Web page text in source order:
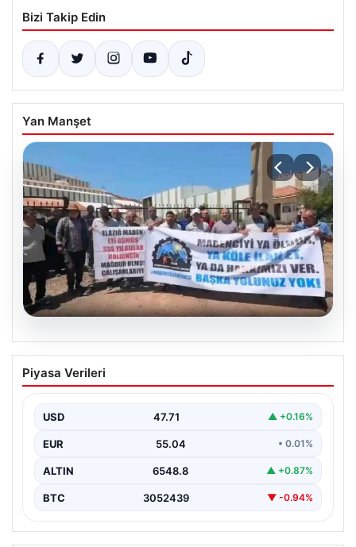
Bizi Takip Edin
Yan Manşet
Bağımsız Maden-İş: ‘Verilen sözler
tutulmadı, pazartesi Ankara’dayız’
Piyasa Verileri
USD 47.71 ▲ +0.16%
EUR 55.04 • 0.01%
ALTIN 6548.8 ▲ +0.87%
BTC 3052439 ▼ -0.94%